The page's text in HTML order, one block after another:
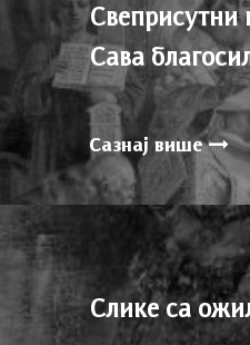
Свеприсутни
Сава
Сазнај више
Слике са